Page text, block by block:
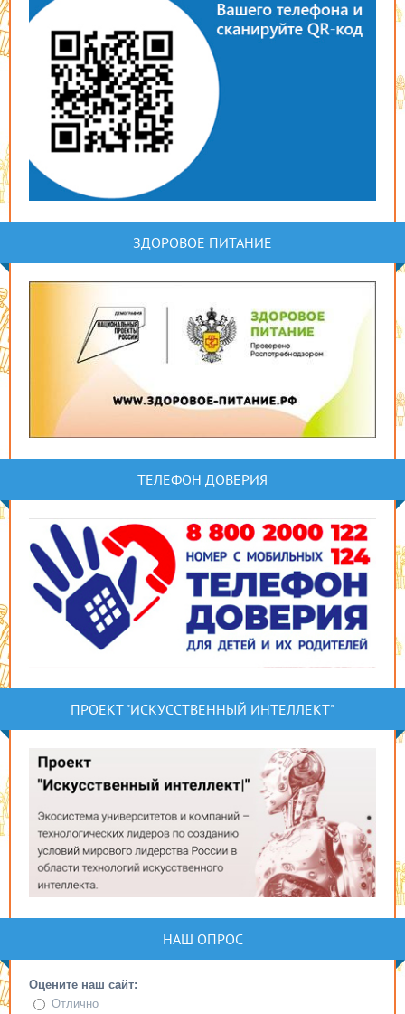
ЗДОРОВОЕ ПИТАНИЕ
ТЕЛЕФОН ДОВЕРИЯ
ПРОЕКТ "ИСКУССТВЕННЫЙ ИНТЕЛЛЕКТ"
НАШ ОПРОС
Оцените наш сайт:
Отлично